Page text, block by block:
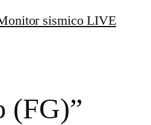
sismico LIVE
(FG)”